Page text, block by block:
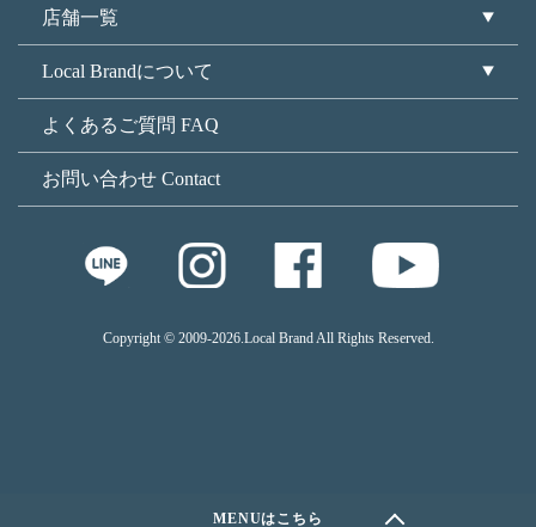
店舗一覧
Local Brandについて
よくあるご質問 FAQ
お問い合わせ Contact
Copyright © 2009-2026.Local Brand All Rights Reserved.